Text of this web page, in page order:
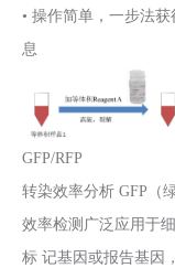
• 操作简单，一步法
息
GFP/RFP
转染效率分析 GFP（
效率检测广泛应用于
标 记基因或报告基因